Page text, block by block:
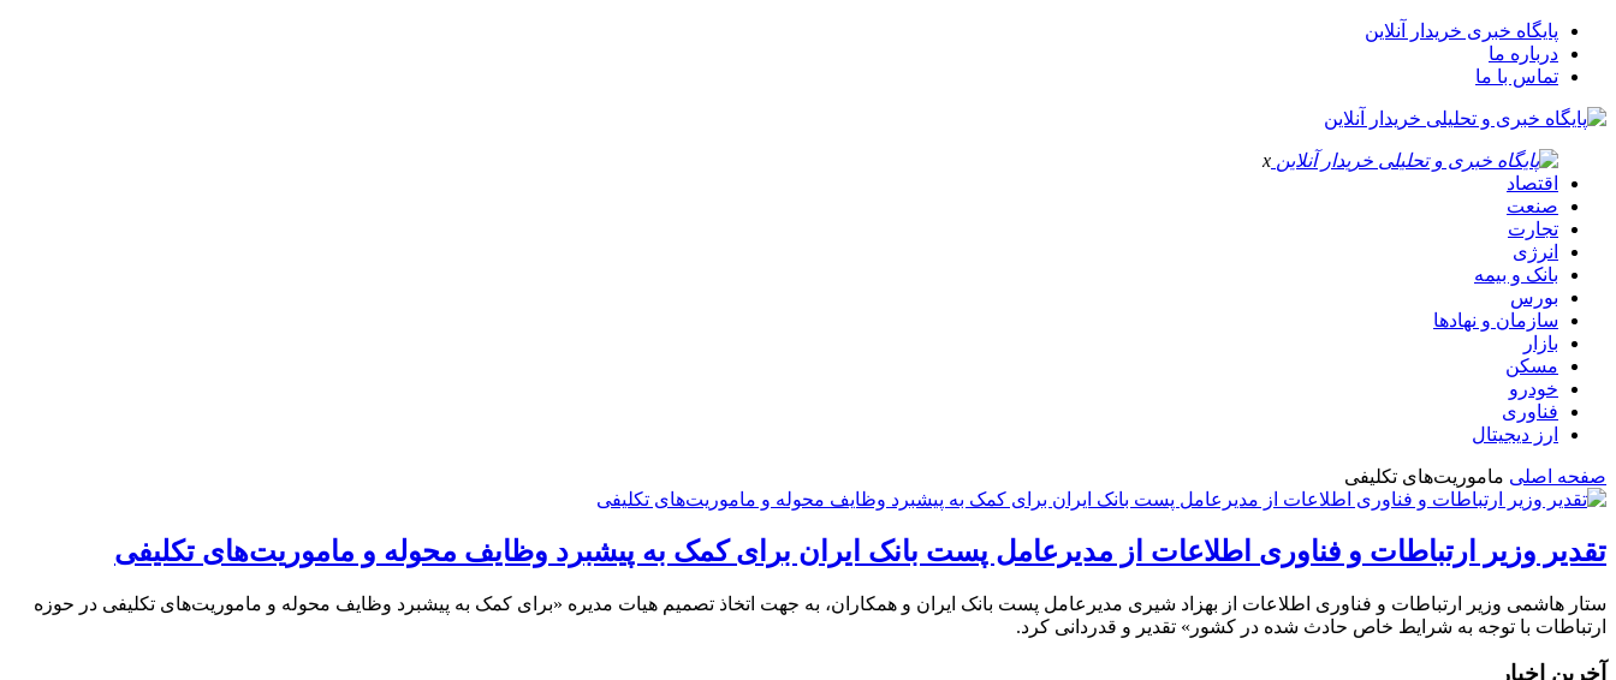
پایگاه خبری خریدار آنلاین
درباره ما
تماس با ما
x
اقتصاد
صنعت
تجارت
انرژی
بانک و بیمه
بورس
سازمان و نهادها
بازار
مسکن
خودرو
فناوری
ارز دیجیتال
صفحه اصلی ماموریت‌های تکلیفی
تقدیر وزیر ارتباطات و فناوری اطلاعات از مدیرعامل پست بانک ایران برای کمک به پیشبرد وظایف محوله و ماموریت‌های تکلیفی
ستار هاشمی وزیر ارتباطات و فناوری اطلاعات از بهزاد شیری مدیرعامل پست بانک ایران و همکاران، به جهت اتخاذ تصمیم هیات مدیره «برای کمک به پیشبرد وظایف محوله و ماموریت‌های تکلیفی در حوزه
ارتباطات با توجه به شرایط خاص حادث شده در کشور» تقدیر و قدردانی کرد.
آخرین اخبار